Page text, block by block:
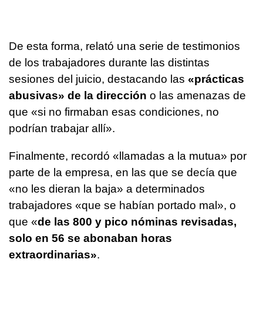
De esta forma, relató una serie de testimonios
de los trabajadores durante las distintas
sesiones del juicio, destacando las «prácticas
abusivas» de la dirección o las amenazas de
que «si no firmaban esas condiciones, no
podrían trabajar allí».
Finalmente, recordó «llamadas a la mutua» por
parte de la empresa, en las que se decía que
«no les dieran la baja» a determinados
trabajadores «que se habían portado mal», o
que «de las 800 y pico nóminas revisadas,
solo en 56 se abonaban horas
extraordinarias».